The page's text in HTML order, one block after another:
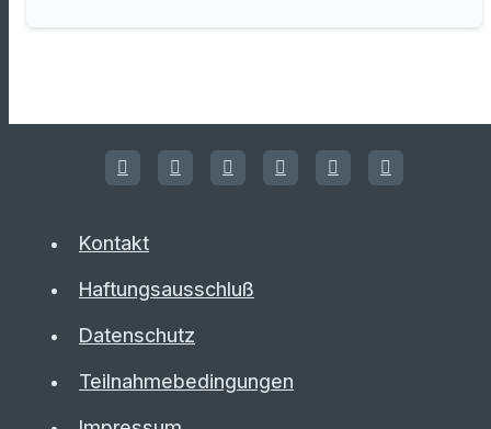
Kontakt
Haftungsausschluß
Datenschutz
Teilnahmebedingungen